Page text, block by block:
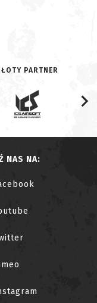
PARTNER
NAS NA: